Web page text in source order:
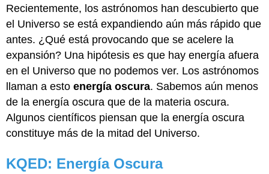
Recientemente, los astrónomos han descubierto que
el Universo se está expandiendo aún más rápido que
antes. ¿Qué está provocando que se acelere la
expansión? Una hipótesis es que hay energía afuera
en el Universo que no podemos ver. Los astrónomos
llaman a estoenergía oscura. Sabemos aún menos
de la energía oscura que de la materia oscura.
Algunos científicos piensan que la energía oscura
constituye más de la mitad del Universo.
KQED: Energía Oscura